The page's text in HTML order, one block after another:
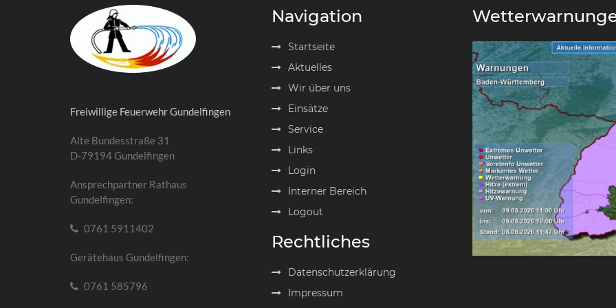
Freiwillige Feuerwehr Gundelfingen
Alte Bundesstraße 31
D-79194 Gundelfingen
Ansprechpartner Rathaus
Gundelfingen:
0761 5911402
Gerätehaus Gundelfingen:
0761 585796
Navigation
Startseite
Aktuelles
Wir über uns
Einsätze
Service
Links
Login
Interner Bereich
Logout
Rechtliches
Datenschutzerklärung
Impressum